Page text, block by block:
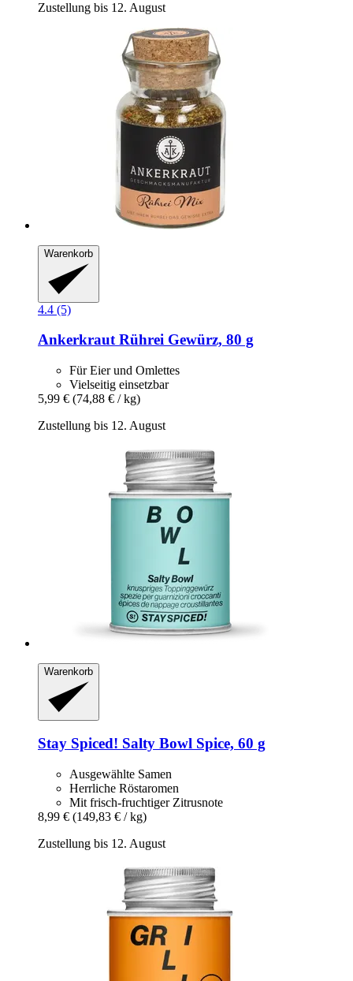
Zustellung bis 12. August
Warenkorb
4.4 (5)
AnkerkrautRührei Gewürz, 80 g
Für Eier und Omlettes
Vielseitig einsetzbar
5,99 € (74,88 € / kg)
Zustellung bis 12. August
Warenkorb
Stay Spiced! Salty Bowl Spice, 60 g
Ausgewählte Samen
Herrliche Röstaromen
Mit frisch-fruchtiger Zitrusnote
8,99 € (149,83 € / kg)
Zustellung bis 12. August